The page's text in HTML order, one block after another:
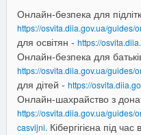
Онлайн-безпека для
https://osvita.diia.gov.ua/
для освітян -https://
Онлайн-безпека для
https://osvita.diia.gov.ua/guides/
для дітей -https://
Онлайн-шахрайство з
https://osvita.diia.gov.ua/
casvijni. Кібергігієна під час